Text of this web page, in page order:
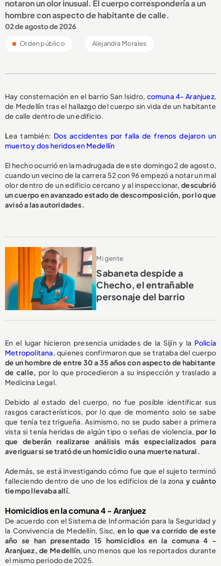
notaron un olor inusual. El cuerpo correspondería a un
hombre con aspecto de habitante de calle.
02 de agosto de 2026
Orden público Alejandra Morales
Hay consternación en el barrio San Isidro, comuna 4- Aranjuez,
de Medellín tras el hallazgo del cuerpo sin vida de un habitante
de calle dentro de un edificio.
Lea también: Dos accidentes por falla de frenos dejaron un
muerto y dos heridos en Medellín
El hecho ocurrió en la madrugada de este domingo 2 de agosto,
cuando un vecino de la carrera 52 con 96 empezó a notar un mal
olor dentro de un edificio cercano y al inspeccionar,descubrió
un cuerpo en avanzado estado de descomposición, por lo que
avisó a las autoridades.
Mi gente
Sabaneta despide a
Checho, el entrañable
personaje del barrio
En el lugar hicieron presencia unidades de la Sijín y la Policía
Metropolitana, quienes confirmaron que se trataba del cuerpo
de un hombre de entre 30 a 35 años con aspecto de habitante
de calle, por lo que procedieron a su inspección y traslado a
Medicina Legal.
Debido al estado del cuerpo, no fue posible identificar sus
rasgos característicos, por lo que de momento solo se sabe
que tenía tez trigueña. Asimismo, no se pudo saber a primera
vista si tenía heridas de algún tipo o señas de violencia, por lo
que deberán realizarse análisis más especializados para
averiguar si se trató de un homicidio o una muerte natural.
Además, se está investigando cómo fue que el sujeto terminó
falleciendo dentro de uno de los edificios de la zona y cuánto
tiempo llevaba allí.
Homicidios en la comuna 4 - Aranjuez
De acuerdo con el Sistema de Información para la Seguridad y
la Convivencia de Medellín, Sisc, en lo que va corrido de este
año se han presentado 15 homicidios en la comuna 4 -
Aranjuez, de Medellín, uno menos que los reportados durante
el mismo periodo de 2025.